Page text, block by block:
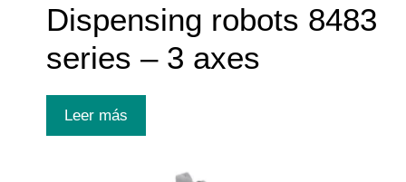
Dispensing robots 8483
series – 3 axes
Leer más